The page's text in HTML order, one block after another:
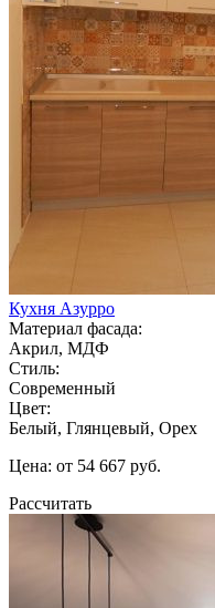
Кухня Азурро
Материал фасада:
Акрил, МДФ
Стиль:
Современный
Цвет:
Белый, Глянцевый, Орех
Цена: от 54 667 руб.
Рассчитать